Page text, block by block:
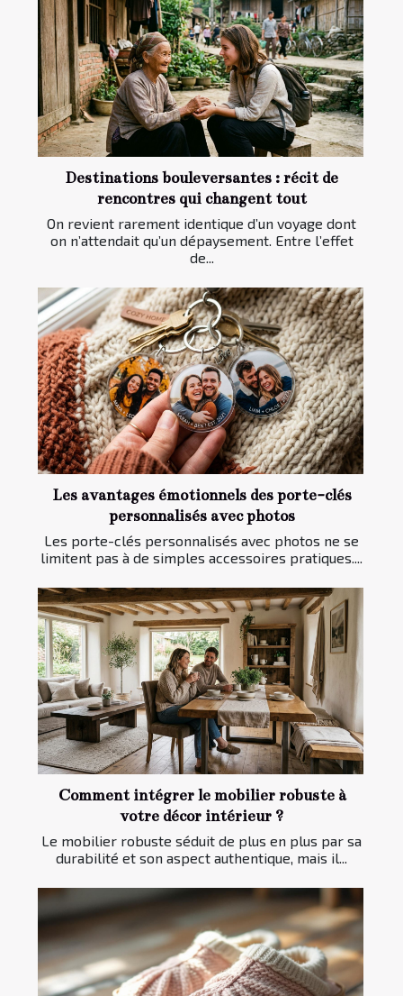
Destinations bouleversantes : récit de
rencontres qui changent tout
On revient rarement identique d’un voyage dont
on n’attendait qu’un dépaysement. Entre l’effet
de...
Les avantages émotionnels des porte-clés
personnalisés avec photos
Les porte-clés personnalisés avec photos ne se
limitent pas à de simples accessoires pratiques....
Comment intégrer le mobilier robuste à
votre décor intérieur ?
Le mobilier robuste séduit de plus en plus par sa
durabilité et son aspect authentique, mais il...